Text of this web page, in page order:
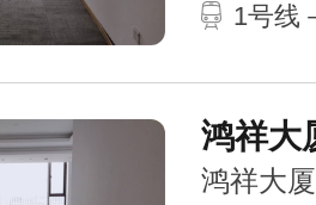
1号线
鸿祥
鸿祥大